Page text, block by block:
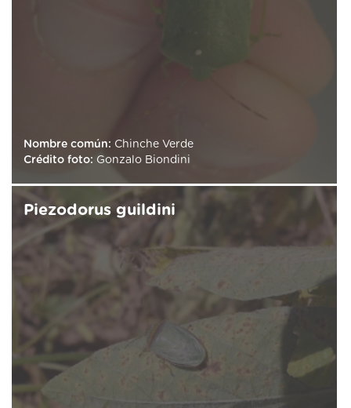
Nombre común: Chinche Verde
Crédito foto: Gonzalo Biondini
Piezodorus guildini